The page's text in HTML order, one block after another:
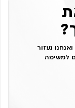
נעזור
למשימה